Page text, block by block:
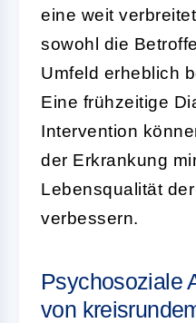
eine weit
sowohl die
Umfeld erheblich
Eine frühzeitige
Intervention
der Erkrankung
Lebensqualität
verbessern.
Psychosoziale
von